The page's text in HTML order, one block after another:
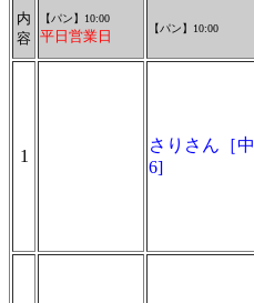
内
容
【パン】10:00
平日営業日 【パン】10:00
1
さりさん［
6]